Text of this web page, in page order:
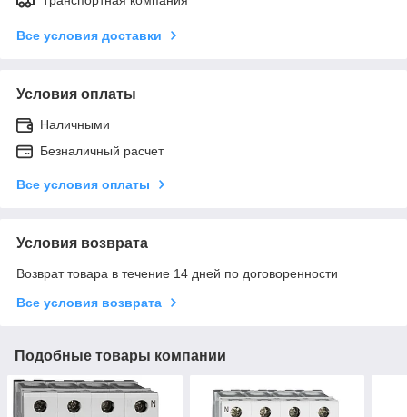
Все условия доставки
Условия оплаты
Наличными
Безналичный расчет
Все условия оплаты
Условия возврата
Возврат товара в течение 14 дней по договоренности
Все условия возврата
Подобные товары компании